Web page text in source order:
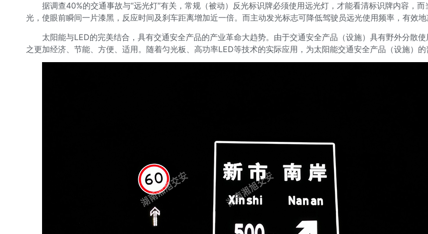
据调查40%的交通事故与“远光灯”有关，常规（被动）反光标识牌必须使用远光灯，才能看清标识牌内容，
光，使眼前瞬间一片漆黑，反应时间及刹车距离增加近一倍。而主动发光标志可降低驾驶员远光使用频率，有效地
太阳能与LED的完美结合，具有交通安全产品的产业革命大趋势。由于交通安全产品（设施）具有野外分散
之更加经济、节能、方便、适用。随着匀光板、高功率LED等技术的实际应用，为太阳能交通安全产品（设施）的